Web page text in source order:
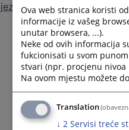
Ova web stranica koristi
informacije iz vašeg
unutar browsera, ...).
Neke od ovih informacija
fukcionisati u svom
stvari (npr. procjenu nivoa
Na ovom mjestu možete
Translation
↓ 2 Servisi treće